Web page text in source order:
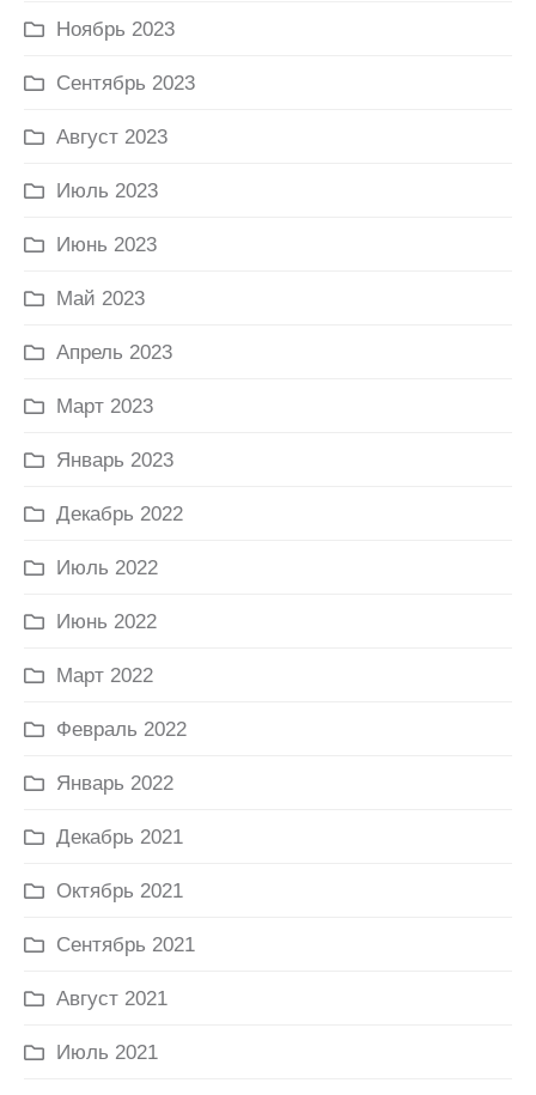
Ноябрь 2023
Сентябрь 2023
Август 2023
Июль 2023
Июнь 2023
Май 2023
Апрель 2023
Март 2023
Январь 2023
Декабрь 2022
Июль 2022
Июнь 2022
Март 2022
Февраль 2022
Январь 2022
Декабрь 2021
Октябрь 2021
Сентябрь 2021
Август 2021
Июль 2021